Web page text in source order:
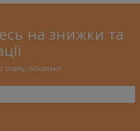
на знижки та
спаму, обіцяємо!